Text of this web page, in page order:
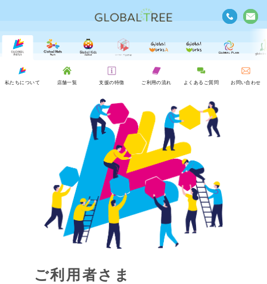
私たちについて 店舗一覧 支援の特徴 ご利用の流れ よくあるご質問 お問い合わせ
ご利用者さま